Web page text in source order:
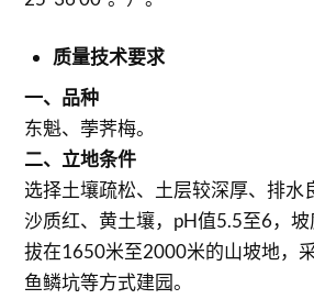
质量技术要求
一、品种
东魁、荸荠梅。
二、立地条件
选择土壤疏松、土层较深厚、排水
沙质红、黄土壤，pH值5.5至6，
拔在1650米至2000米的山坡地，
鱼鳞坑等方式建园。